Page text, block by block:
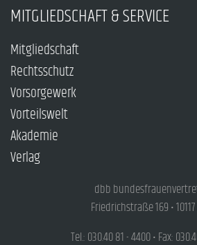
MITGLIEDSCHAFT & SERVICE
Mitgliedschaft
Rechtsschutz
Vorsorgewerk
Vorteilswelt
Akademie
Verlag
dbb
Friedrichstraße 169 •
Tel.: 030.40 81 - 4400 • Fax: